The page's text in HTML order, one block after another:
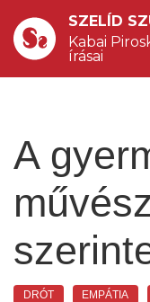
SZELÍD
Kabai
írásai
A
DRÓT EMPÁTIA